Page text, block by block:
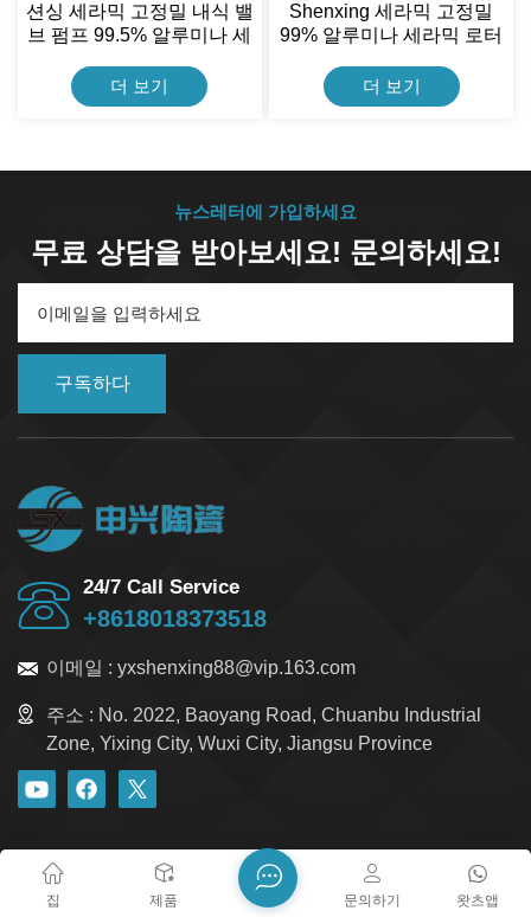
션싱 세라믹 고정밀 내식 밸
브 펌프 99.5% 알루미나 세
더 보기
Shenxing 세라믹 고정밀
99% 알루미나 세라믹 로터
더 보기
뉴스레터에 가입하세요
무료 상담을 받아보세요! 문의하세요!
구독하다
24/7 Call Service
+8618018373518
이메일 : yxshenxing88@vip.163.com
주소 : No. 2022, Baoyang Road, Chuanbu Industrial
Zone, Yixing City, Wuxi City, Jiangsu Province
Xml 개인정보 보호정책
사이트맵
저작권 @ 2026 Yixing Shenxing Technology Co., Ltd. 모든 권리
집 제품 왓츠앱
문의하기